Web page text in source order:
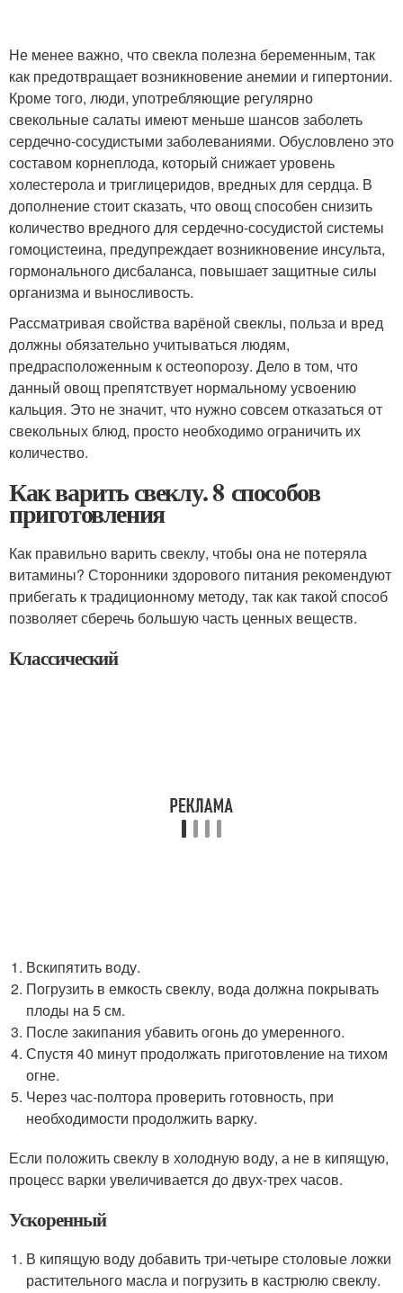
Не менее важно, что свекла полезна беременным, так
как предотвращает возникновение анемии и гипертонии.
Кроме того, люди, употребляющие регулярно
свекольные салаты имеют меньше шансов заболеть
сердечно-сосудистыми заболеваниями. Обусловлено это
составом корнеплода, который снижает уровень
холестерола и триглицеридов, вредных для сердца. В
дополнение стоит сказать, что овощ способен снизить
количество вредного для сердечно-сосудистой системы
гомоцистеина, предупреждает возникновение инсульта,
гормонального дисбаланса, повышает защитные силы
организма и выносливость.
Рассматривая свойства варёной свеклы, польза и вред
должны обязательно учитываться людям,
предрасположенным к остеопорозу. Дело в том, что
данный овощ препятствует нормальному усвоению
кальция. Это не значит, что нужно совсем отказаться от
свекольных блюд, просто необходимо ограничить их
количество.
Как варить свеклу. 8 способов
приготовления
Как правильно варить свеклу, чтобы она не потеряла
витамины? Сторонники здорового питания рекомендуют
прибегать к традиционному методу, так как такой способ
позволяет сберечь большую часть ценных веществ.
Классический
Вскипятить воду.
Погрузить в емкость свеклу, вода должна покрывать
плоды на 5 см.
После закипания убавить огонь до умеренного.
Спустя 40 минут продолжать приготовление на тихом
огне.
Через час-полтора проверить готовность, при
необходимости продолжить варку.
Если положить свеклу в холодную воду, а не в кипящую,
процесс варки увеличивается до двух-трех часов.
Ускоренный
В кипящую воду добавить три-четыре столовые ложки
растительного масла и погрузить в кастрюлю свеклу.